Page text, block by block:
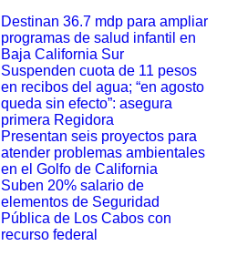
Destinan 36.7 mdp para ampliar
programas de salud infantil en
Baja California Sur
Suspenden cuota de 11 pesos
en recibos del agua; “en agosto
queda sin efecto”: asegura
primera Regidora
Presentan seis proyectos para
atender problemas ambientales
en el Golfo de California
Suben 20% salario de
elementos de Seguridad
Pública de Los Cabos con
recurso federal